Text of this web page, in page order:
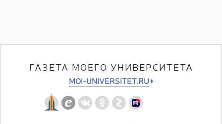
ГАЗЕТА МОЕГО УНИВЕРСИТЕТА
MOI-UNIVERSITET.RU